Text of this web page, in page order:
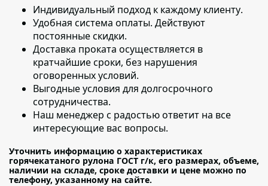
Индивидуальный подход к каждому клиенту.
Удобная система оплаты. Действуют
постоянные скидки.
Доставка проката осуществляется в
кратчайшие сроки, без нарушения
оговоренных условий.
Выгодные условия для долгосрочного
сотрудничества.
Наш менеджер с радостью ответит на все
интересующие вас вопросы.
Уточнить информацию о характеристиках
горячекатаного рулона ГОСТ г/к, его размерах, объеме,
наличии на складе, сроке доставки и цене можно по
телефону, указанному на сайте.